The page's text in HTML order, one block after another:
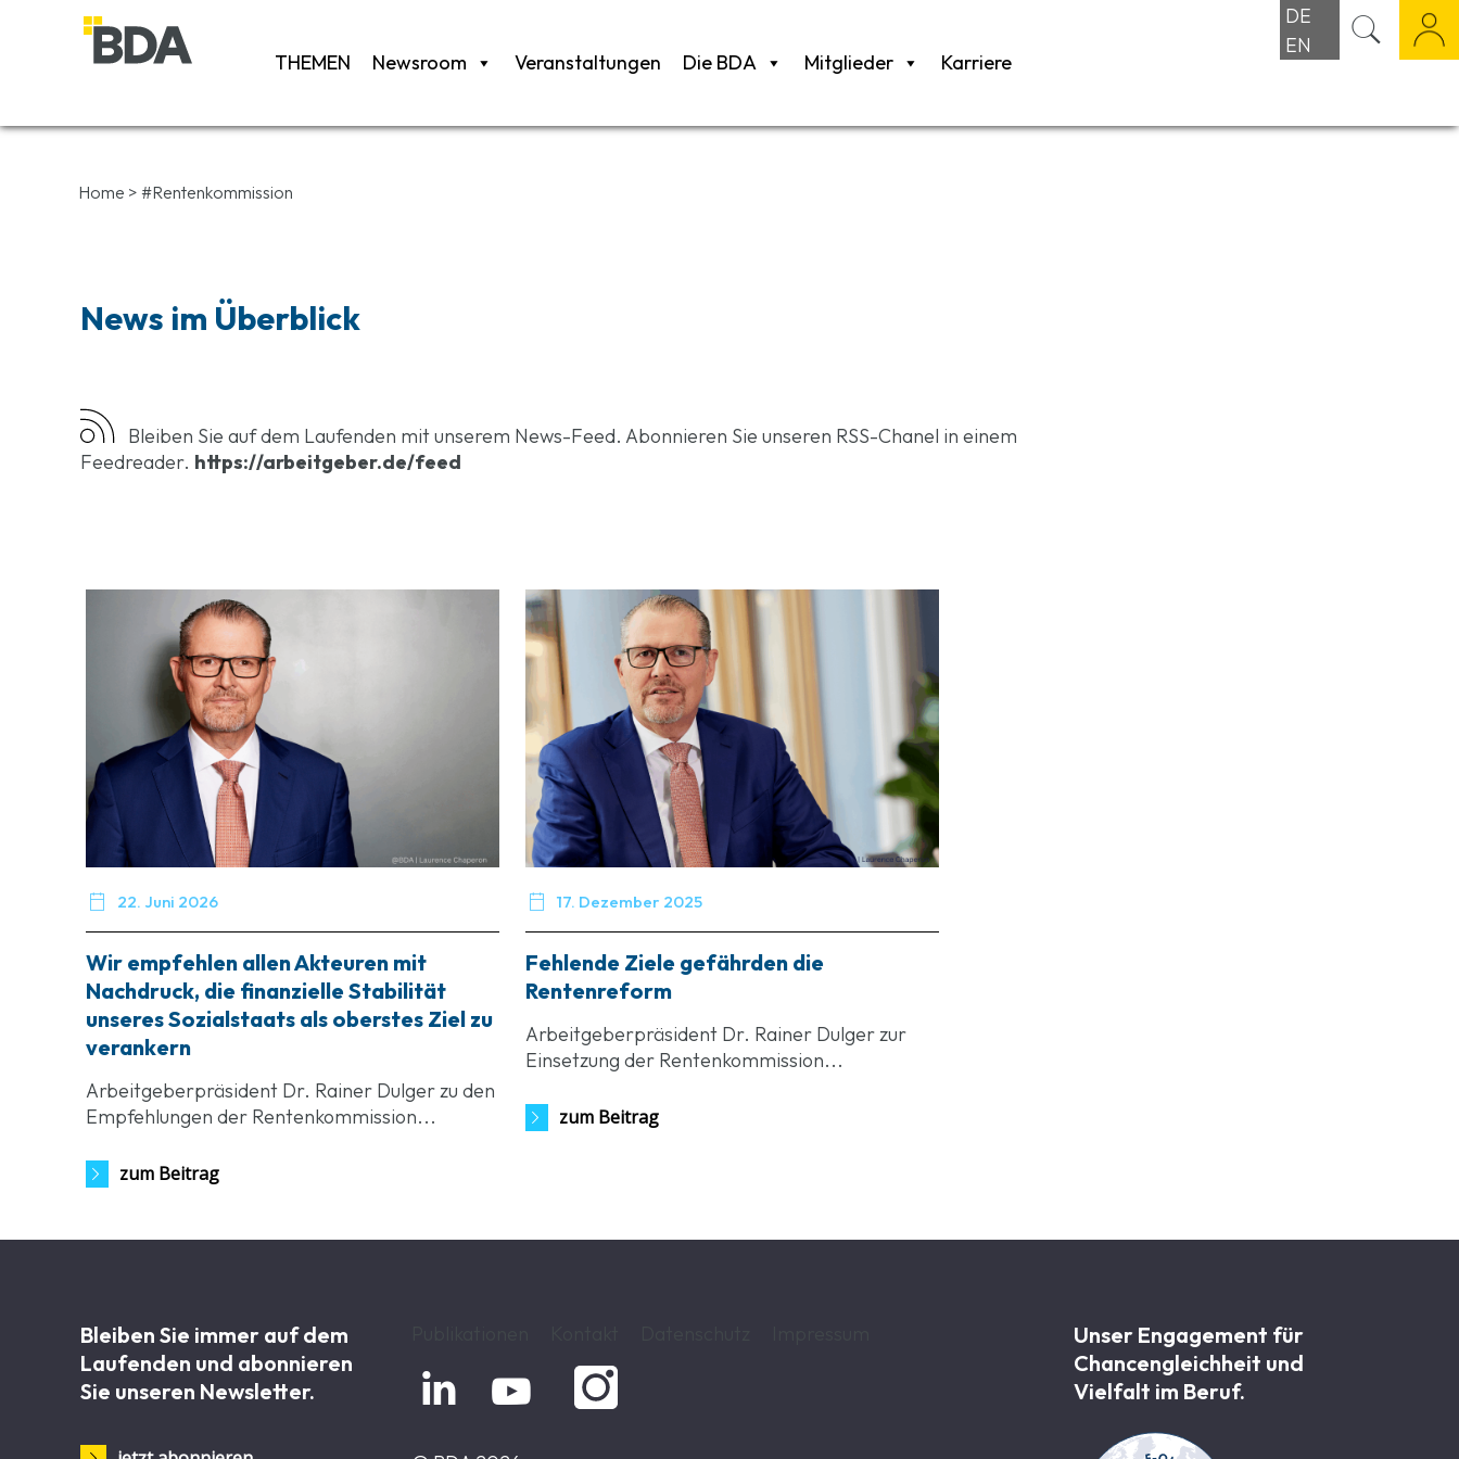
THEMEN Newsroom Veranstaltungen Die BDA Mitglieder Karriere
DE
EN
Home > #Rentenkommission
News im Überblick
Bleiben Sie auf dem Laufenden mit unserem News-Feed. Abonnieren Sie unseren RSS-Chanel in einem
Feedreader. https://arbeitgeber.de/feed
 22. Juni 2026
Wir empfehlen allen Akteuren mit
Nachdruck, die finanzielle Stabilität
unseres Sozialstaats als oberstes Ziel zu
verankern
Arbeitgeberpräsident Dr. Rainer Dulger zu den
Empfehlungen der Rentenkommission...
zum Beitrag
 17. Dezember 2025
Fehlende Ziele gefährden die
Rentenreform
Arbeitgeberpräsident Dr. Rainer Dulger zur
Einsetzung der Rentenkommission...
zum Beitrag
Bleiben Sie immer auf dem
Laufenden und abonnieren
Sie unseren Newsletter.
 
Unser Engagement für
Chancen­gleichheit und
Vielfalt im Beruf.